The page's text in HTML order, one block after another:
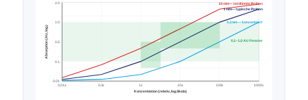
0,01x 0,1x 1x 10x 100x 1000x
Konzentration (relativ, log. Skala)
2.0
1.0
0.5
0.1
0.01
Absorption (AU, log.) 0,1–1,0 AU Fenster
10 mm — verdünnte Proben
1 mm — typische Proben
0,1 mm — konzentriert